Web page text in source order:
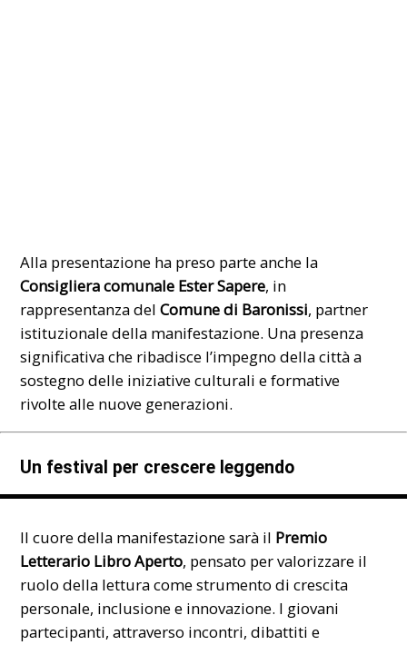
Alla presentazione ha preso parte anche la
Consigliera comunale Ester Sapere, in
rappresentanza delComune di Baronissi, partner
istituzionale della manifestazione. Una presenza
significativa che ribadisce l’impegno della città a
sostegno delle iniziative culturali e formative
rivolte alle nuove generazioni.
Un festival per crescere leggendo
Il cuore della manifestazione sarà il Premio
Letterario Libro Aperto, pensato per valorizzare il
ruolo della lettura come strumento di crescita
personale, inclusione e innovazione. I giovani
partecipanti, attraverso incontri, dibattiti e